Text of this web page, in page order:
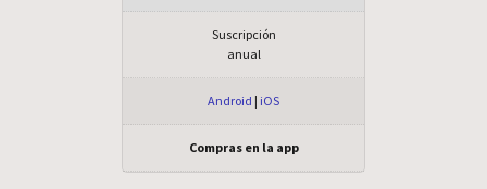
Suscripción
anual
Android | iOS
Compras en la app